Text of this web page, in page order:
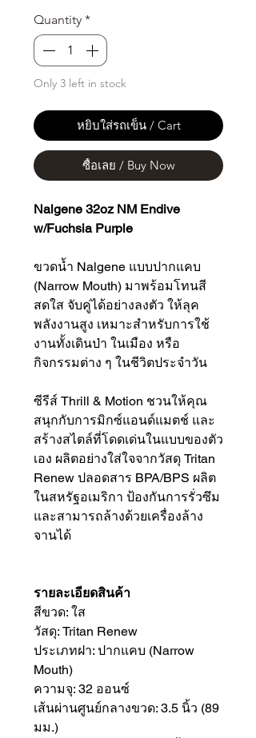
Quantity *
Only 3 left in stock
หยิบใส่รถเข็น / Cart
ซื้อเลย / Buy Now
Nalgene 32oz NM Endive
w/Fuchsia Purple
ขวดน้ำ Nalgene แบบปากแคบ
(Narrow Mouth) มาพร้อมโทนสี
สดใส จับคู่ได้อย่างลงตัว ให้ลุค
พลังงานสูง เหมาะสำหรับการใช้
งานทั้งเดินป่า ในเมือง หรือ
กิจกรรมต่าง ๆ ในชีวิตประจำวัน
ซีรีส์ Thrill & Motion ชวนให้คุณ
สนุกกับการมิกซ์แอนด์แมตช์ และ
สร้างสไตล์ที่โดดเด่นในแบบของตัว
เอง ผลิตอย่างใส่ใจจากวัสดุ Tritan
Renew ปลอดสาร BPA/BPS ผลิต
ในสหรัฐอเมริกา ป้องกันการรั่วซึม
และสามารถล้างด้วยเครื่องล้าง
จานได้
รายละเอียดสินค้า
สีขวด: ใส
วัสดุ: Tritan Renew
ประเภทฝา: ปากแคบ (Narrow
Mouth)
ความจุ: 32 ออนซ์
เส้นผ่านศูนย์กลางขวด: 3.5 นิ้ว (89
มม.)